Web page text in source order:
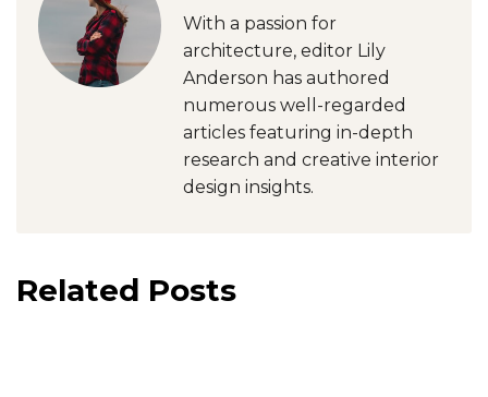
With a passion for
architecture, editor Lily
Anderson has authored
numerous well-regarded
articles featuring in-depth
research and creative interior
design insights.
Related Posts